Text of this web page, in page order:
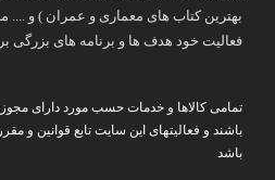
فعالیت خود هدف ها و برنامه های بزرگی
تمامی کالاها و خدمات حسب مورد دارای
باشند و فعالیتهای این سایت تابع قوانین و
باشد